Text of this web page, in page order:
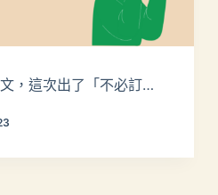
，這次出了「不必訂…